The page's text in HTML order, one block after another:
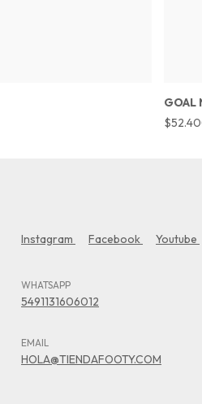
GOAL
Instagram Facebook Youtube
WHATSAPP
5491131606012
EMAIL
HOLA@TIENDAFOOTY.COM